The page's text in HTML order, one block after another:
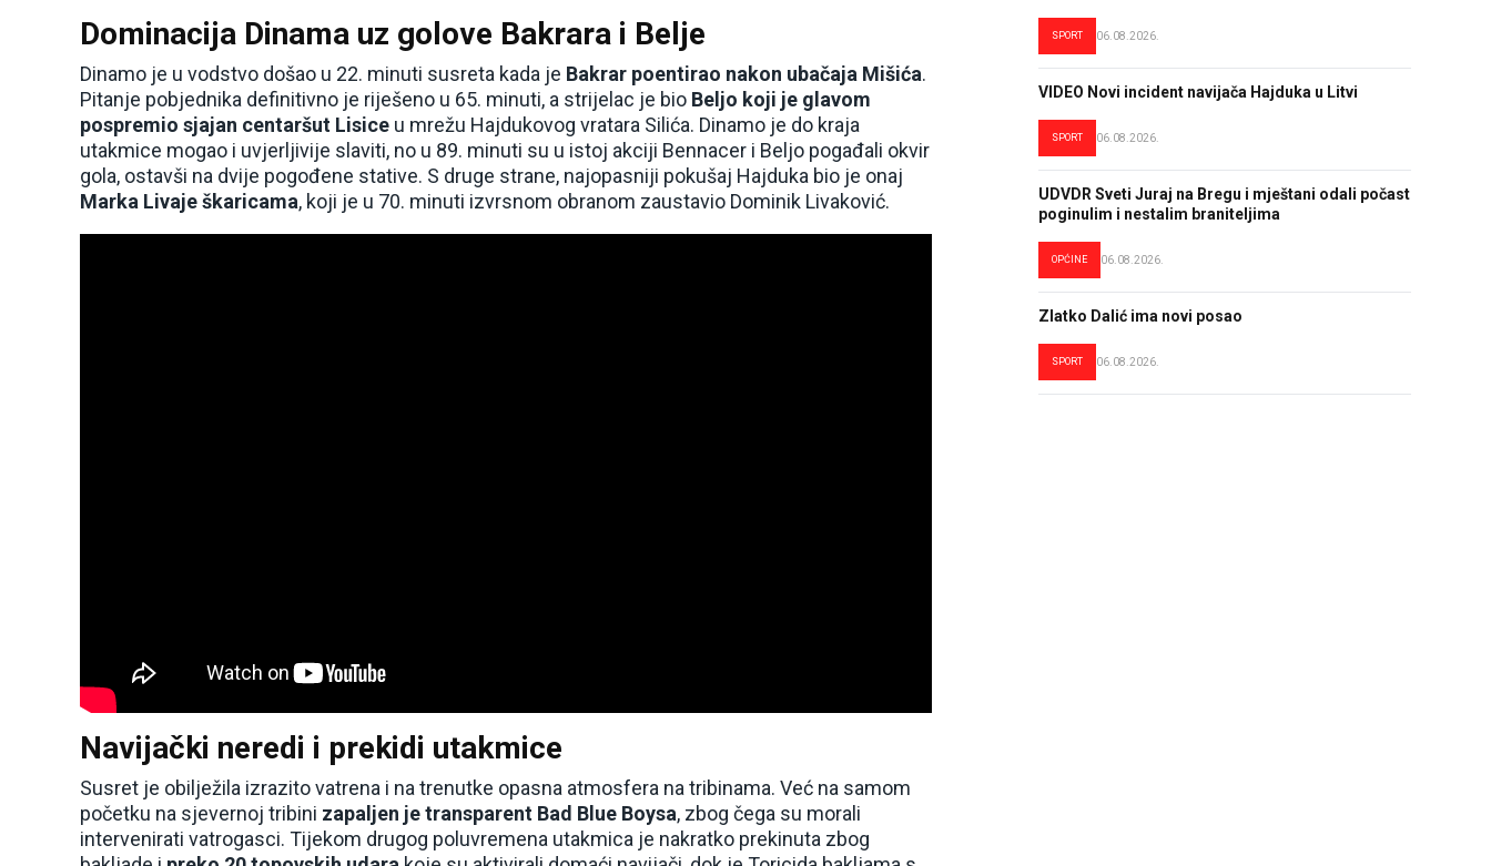
Dominacija Dinama uz golove Bakrara i Belje
Dinamo je u vodstvo došao u 22. minuti susreta kada je Bakrar poentirao nakon ubačaja Mišića.
Pitanje pobjednika definitivno je riješeno u 65. minuti, a strijelac je bio Beljo koji je glavom
pospremio sjajan centaršut Lisice u mrežu Hajdukovog vratara Silića. Dinamo je do kraja
utakmice mogao i uvjerljivije slaviti, no u 89. minuti su u istoj akciji Bennacer i Beljo pogađali okvir
gola, ostavši na dvije pogođene stative. S druge strane, najopasniji pokušaj Hajduka bio je onaj
Marka Livaje škaricama, koji je u 70. minuti izvrsnom obranom zaustavio Dominik Livaković.
Navijački neredi i prekidi utakmice
Susret je obilježila izrazito vatrena i na trenutke opasna atmosfera na tribinama. Već na samom
početku na sjevernoj tribini zapaljen je transparent Bad Blue Boysa, zbog čega su morali
intervenirati vatrogasci. Tijekom drugog poluvremena utakmica je nakratko prekinuta zbog
SPORT 06.08.2026.
VIDEO Novi incident navijača Hajduka u Litvi
SPORT 06.08.2026.
UDVDR Sveti Juraj na Bregu i mještani odali počast
poginulim i nestalim braniteljima
OPĆINE 06.08.2026.
Zlatko Dalić ima novi posao
SPORT 06.08.2026.